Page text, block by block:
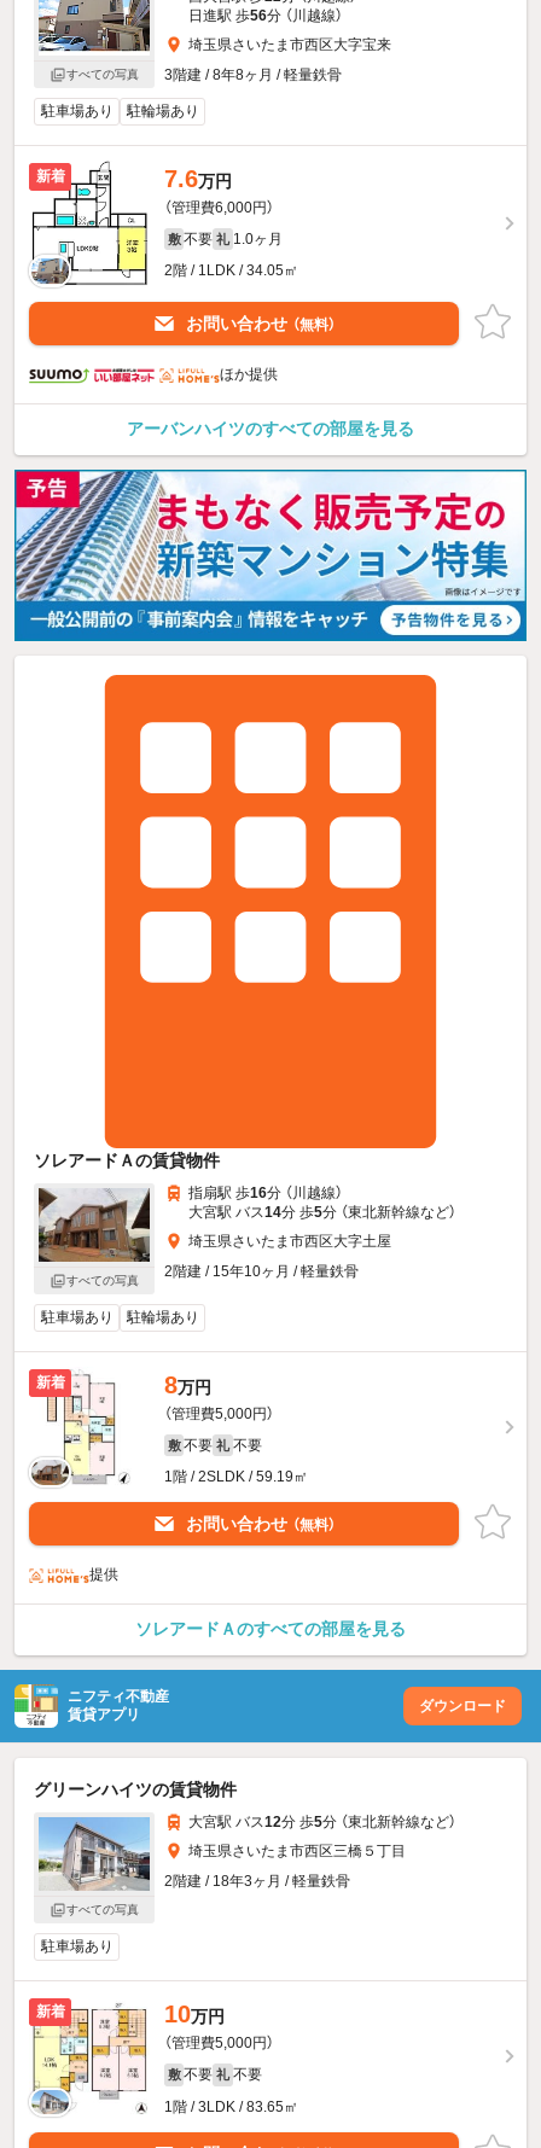
すべての写真
日進駅 歩56分 （川越線）
埼玉県さいたま市西区大字宝来
3階建 / 8年8ヶ月 / 軽量鉄骨
駐車場あり 駐輪場あり
新着 7.6万円
（管理費6,000円）
敷 不要 礼 1.0ヶ月
2階 / 1LDK / 34.05㎡
お問い合わせ （無料）
ほか提供
アーバンハイツのすべての部屋を見る
ソレアードＡの賃貸物件
すべての写真
指扇駅 歩16分 （川越線）
大宮駅 バス14分 歩5分 （東北新幹線など）
埼玉県さいたま市西区大字土屋
2階建 / 15年10ヶ月 / 軽量鉄骨
駐車場あり 駐輪場あり
新着 8万円
（管理費5,000円）
敷 不要 礼 不要
1階 / 2SLDK / 59.19㎡
お問い合わせ （無料）
提供
ソレアードＡのすべての部屋を見る
ニフティ不動産
賃貸アプリ
ダウンロード
グリーンハイツの賃貸物件
すべての写真
大宮駅 バス12分 歩5分 （東北新幹線など）
埼玉県さいたま市西区三橋５丁目
2階建 / 18年3ヶ月 / 軽量鉄骨
駐車場あり
新着 10万円
（管理費5,000円）
敷 不要 礼 不要
1階 / 3LDK / 83.65㎡